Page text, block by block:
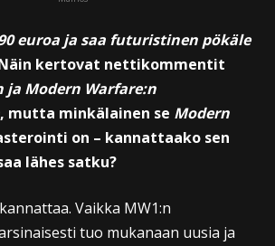
euroa ja saa futuristinen pökäle
kertovat nettikommentit
Modern Warfare:n
, mutta minkälainen se Modern
on – kannattaako sen
lähes satku?
Vaikka MW1:n
tuo mukanaan uusia ja